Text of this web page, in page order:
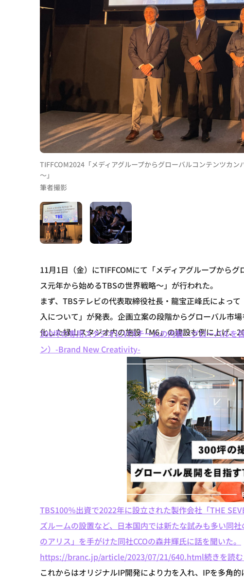
筆者撮影
TIFFCOM2024「メディアグループからグローバルコンテンツカ
～」
11月1日（金）にTIFFCOMにて「メディアグループから
ス元年から始めるTBSの世界戦略～」が行われた。
まず、TBSテレビの代表取締役社長・龍宝正峰氏によっ
入について」が発表。企画立案の段階からグローバル市
化した緑山スタジオ内の施設「M6」の建設も例に上げ、
300坪の専用スタジオにVFXチームの内製…グローバルを
ン）-Brand New Creativity-
TBS100％出資で2022年に設立された製作会社「THE
ズルームの設置など、日本国内では新たな試みも多い同
のアリス」を手がけた同社CCOの森井輝氏に話を聞いた。
https://branc.jp/article/2023/07/21/640.html続きを読
これからはオリジナルIP開発により力を入れ、IPを多角